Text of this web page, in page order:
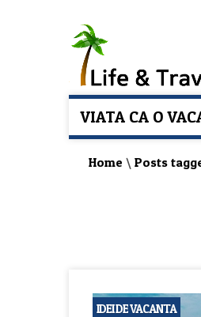
VIATA CA O
Home \ Posts
IDEI DE VACANTA